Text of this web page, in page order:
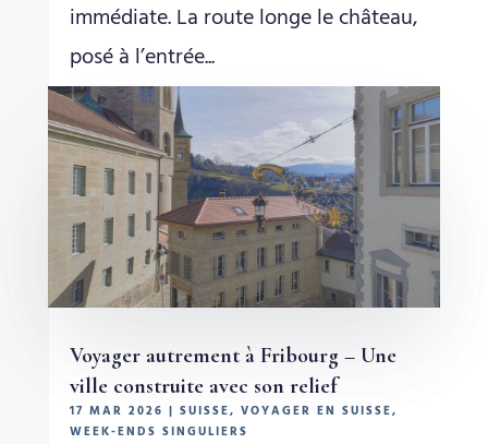
immédiate. La route longe le château,
posé à l’entrée...
Voyager autrement à Fribourg – Une
ville construite avec son relief
17 MAR 2026 | SUISSE, VOYAGER EN SUISSE,
WEEK-ENDS SINGULIERS